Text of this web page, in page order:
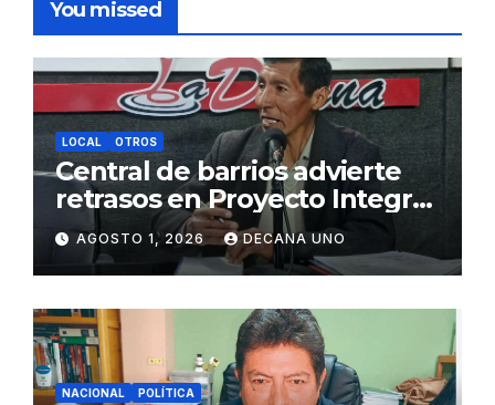
You missed
LOCAL OTROS
Central de barrios advierte
retrasos en Proyecto Integral
de Agua y Alcantarillado para
Juliaca
AGOSTO 1, 2026 DECANA UNO
NACIONAL POLÍTICA